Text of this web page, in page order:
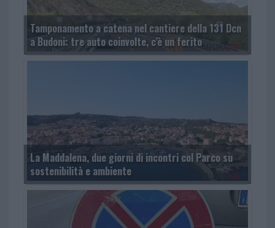
Tamponamento a catena nel cantiere della 131 Dcn
a Budoni: tre auto coinvolte, c’è un ferito
La Maddalena, due giorni di incontri col Parco su
sostenibilità e ambiente